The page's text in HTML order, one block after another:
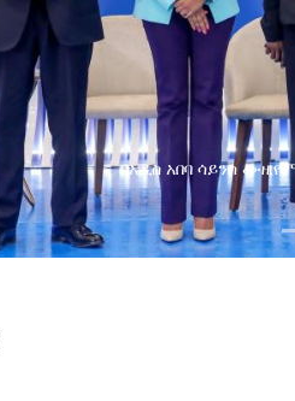
የልማት አጋሮች
የኢንፎርሜሽን